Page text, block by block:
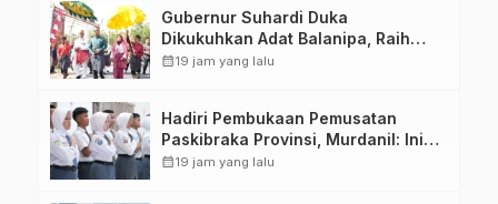
Gubernur Suhardi Duka
Dikukuhkan Adat Balanipa, Raih
Gelar Sulo Tappidena
calendar_month19 jam yang lalu
Hadiri Pembukaan Pemusatan
Paskibraka Provinsi, Murdanil: Ini
Membentuk Karakter Hingga
calendar_month19 jam yang lalu